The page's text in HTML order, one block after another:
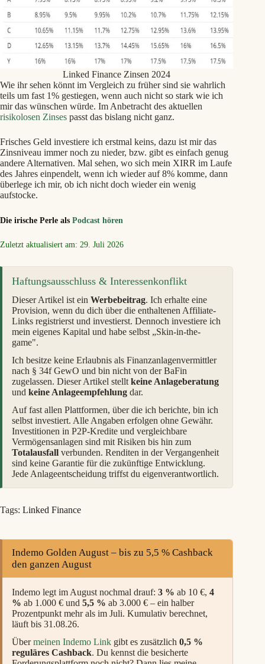
engaged with our legal partners to ensure that we are pursuing
all available avenues to successfully recovering this debt. We
will ultimately be seeking to enforce the personal guarantee
provided by the Director with this loan should the business be
will provide further updates as information becomes available.
Linked Finance Zinsen 2024
Wie ihr sehen könnt im Vergleich zu früher sind sie wahrlich
teils um fast 1% gestiegen, wenn auch nicht so stark wie ich
mir das wünschen würde. Im Anbetracht des aktuellen
risikolosen Zinses passt das bislang nicht ganz.
Frisches Geld investiere ich erstmal keins, dazu ist mir das
Zinsniveau immer noch zu nieder, bzw. gibt es einfach genug
andere Alternativen. Mal sehen, wo sich mein XIRR im Laufe
des Jahres einpendelt, wenn ich wieder auf 8% komme, dann
überlege ich mir, ob ich nicht doch wieder ein wenig
aufstocke.
Die irische Perle als Podcast hören
Zuletzt aktualisiert am: 29. Juli 2026
Haftungsausschluss & Interessenkonflikt
Dieser Artikel ist ein Werbebeitrag. Ich erhalte eine
Provision, wenn du dich über die enthaltenen Affiliate-
Links registrierst und investierst. Dennoch investiere ich
mein eigenes Kapital und habe selbst „Skin-in-the-
game".
Ich besitze keine Erlaubnis als Finanzanlagenvermittler
nach § 34f GewO und bin nicht von der BaFin
zugelassen. Dieser Artikel stellt keine Anlageberatung
und keine Anlageempfehlung dar.
Auf fast allen Plattformen, über die ich berichte, bin ich
selbst investiert. Alle Angaben erfolgen ohne Gewähr.
Investitionen in P2P-Kredite und vergleichbare
Vermögensanlagen sind mit Risiken bis hin zum
Totalausfall verbunden. Renditen in der Vergangenheit
sind keine Garantie für die zukünftige Entwicklung.
Jede Anlageentscheidung triffst du eigenverantwortlich.
Tags: Linked Finance
Indemo Golden August – bis zu 5,5 % Cashback
den ganzen August
Indemo legt im August nochmal drauf: 3 % ab 10 €, 4
% ab 1.000 € und 5,5 % ab 3.000 € – ein halber
Prozentpunkt mehr als im Juli. Kumulativ berechnet,
läuft bis 31.08.26.
Übermeinen Indemo Link gibt es zusätzlich 0,5 %
reguläres Cashback. Du kennst die besicherte